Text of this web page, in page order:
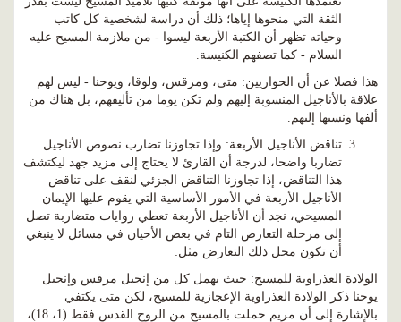
الثقة التي منحوها إياها؛ ذلك أن دراسة لشخصية كل كاتب
وحياته تظهر أن الكتبة الأربعة ليسوا - من ملازمة المسيح عليه
السلام - كما تصفهم الكنيسة.
هذا فضلا عن أن الحواريين: متى، ومرقس، ولوقا، ويوحنا - ليس لهم
علاقة بالأناجيل المنسوبة إليهم ولم تكن يوما من تأليفهم، بل هناك من
ألفها ونسبها إليهم.
تناقض الأناجيل الأربعة: وإذا تجاوزنا تضارب نصوص الأناجيل
تضاربا واضحا، لدرجة أن القارئ لا يحتاج إلى مزيد جهد ليكتشف
هذا التناقض، إذا تجاوزنا التناقض الجزئي لنقف على تناقض
الأناجيل الأربعة في الأمور الأساسية التي يقوم عليها الإيمان
المسيحي، نجد أن الأناجيل الأربعة تعطي روايات متضاربة تصل
إلى مرحلة التعارض التام في بعض الأحيان في مسائل لا ينبغي
أن تكون محل ذلك التعارض مثل:
الولادة العذراوية للمسيح: حيث يهمل كل من إنجيل مرقس وإنجيل
يوحنا ذكر الولادة العذراوية الإعجازية للمسيح، لكن متى يكتفي
بالإشارة إلى أن مريم حملت بالمسيح من الروح القدس فقط (1، 18)،